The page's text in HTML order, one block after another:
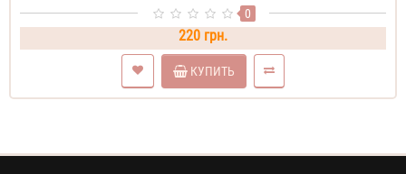
0
220 грн.
КУПИТЬ